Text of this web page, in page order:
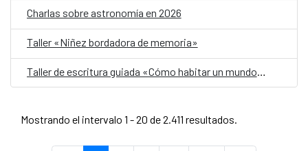
Charlas sobre astronomía en 2026
Taller «Niñez bordadora de memoria»
Mostrando el intervalo 1 - 20 de 2.411 resultados.